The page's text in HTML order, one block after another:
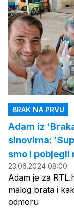
BRAK NA PRVU
Adam iz
sinovima:
smo i pobjegli
23.06.2024 08:00
Adam je za
malog brata i
odmoru